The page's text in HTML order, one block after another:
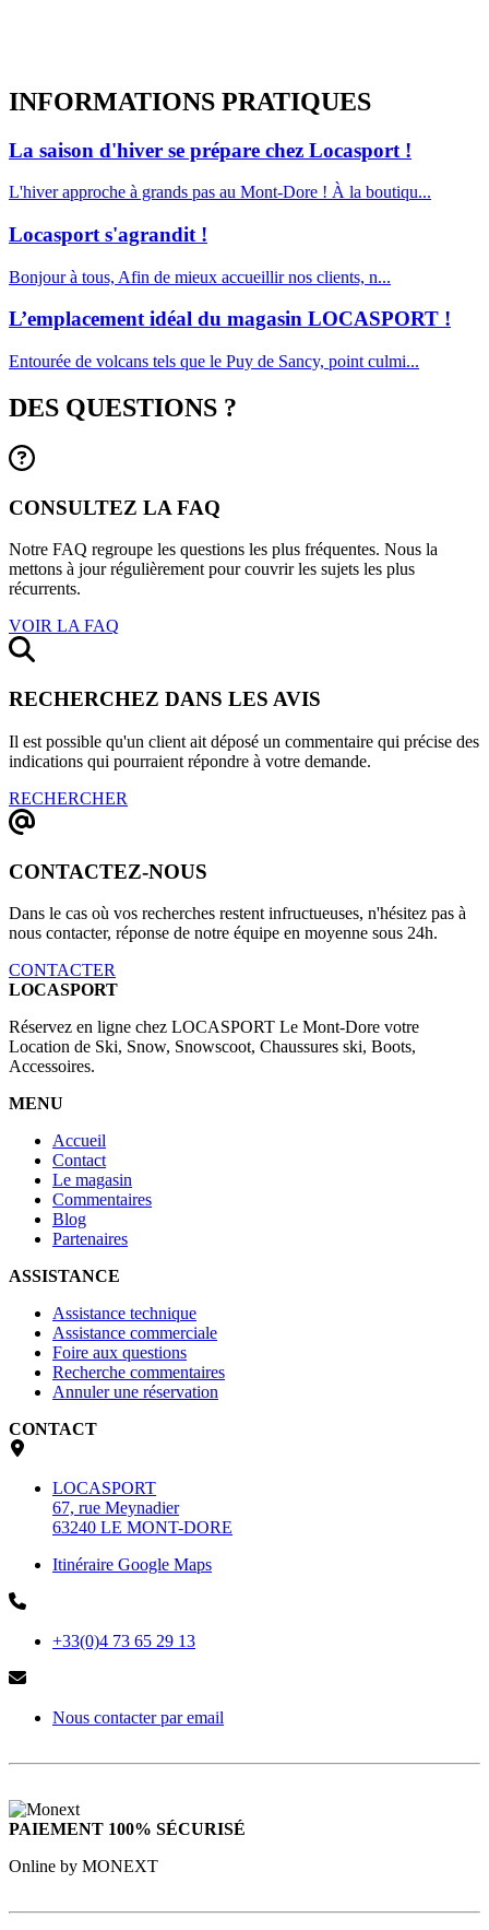
INFORMATIONS PRATIQUES
La saison d'hiver se prépare chez Locasport !
L'hiver approche à grands pas au Mont-Dore ! À la boutiqu...
Locasport s'agrandit !
Bonjour à tous, Afin de mieux accueillir nos clients, n...
L’emplacement idéal du magasin LOCASPORT !
Entourée de volcans tels que le Puy de Sancy, point culmi...
DES QUESTIONS ?
CONSULTEZ LA FAQ
Notre FAQ regroupe les questions les plus fréquentes. Nous la
mettons à jour régulièrement pour couvrir les sujets les plus
récurrents.
VOIR LA FAQ
RECHERCHEZ DANS LES AVIS
Il est possible qu'un client ait déposé un commentaire qui précise des
indications qui pourraient répondre à votre demande.
RECHERCHER
CONTACTEZ-NOUS
Dans le cas où vos recherches restent infructueuses, n'hésitez pas à
nous contacter, réponse de notre équipe en moyenne sous 24h.
CONTACTER
LOCASPORT
Réservez en ligne chez LOCASPORT Le Mont-Dore votre
Location de Ski, Snow, Snowscoot, Chaussures ski, Boots,
Accessoires.
MENU
Accueil
Contact
Le magasin
Commentaires
Blog
Partenaires
ASSISTANCE
Assistance technique
Assistance commerciale
Foire aux questions
Recherche commentaires
Annuler une réservation
CONTACT
LOCASPORT
67, rue Meynadier
63240 LE MONT-DORE
Itinéraire Google Maps
+33(0)4 73 65 29 13
Nous contacter par email
PAIEMENT 100% SÉCURISÉ
Online by MONEXT